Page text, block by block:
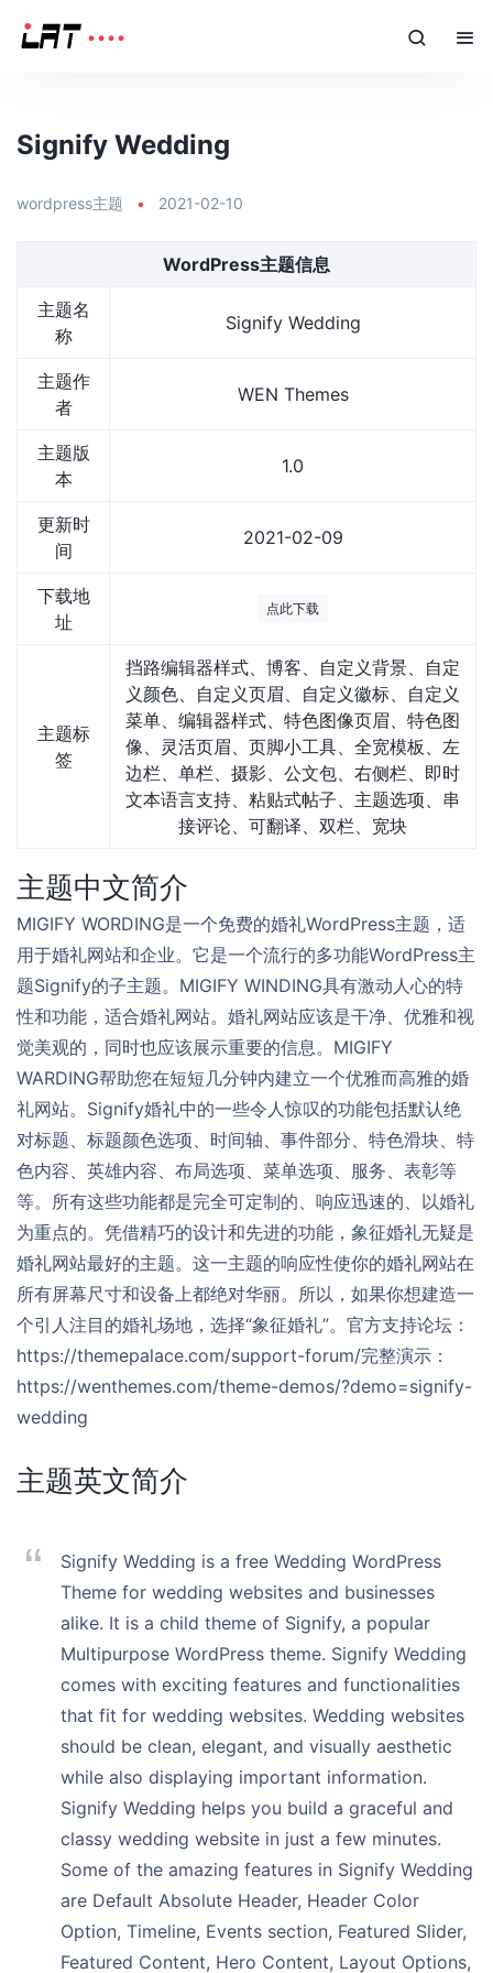
Signify Wedding
wordpress主题 • 2021-02-10
WordPress主题信息
主题名
称
Signify Wedding
主题作
者
WEN Themes
主题版
本
1.0
更新时
间
2021-02-09
下载地
址
点此下载
主题标
签
挡路编辑器样式、博客、自定义背景、自定
义颜色、自定义页眉、自定义徽标、自定义
菜单、编辑器样式、特色图像页眉、特色图
像、灵活页眉、页脚小工具、全宽模板、左
边栏、单栏、摄影、公文包、右侧栏、即时
文本语言支持、粘贴式帖子、主题选项、串
接评论、可翻译、双栏、宽块
主题中文简介
MIGIFY WORDING是一个免费的婚礼WordPress主题，适
用于婚礼网站和企业。它是一个流行的多功能WordPress主
题Signify的子主题。MIGIFY WINDING具有激动人心的特
性和功能，适合婚礼网站。婚礼网站应该是干净、优雅和视
觉美观的，同时也应该展示重要的信息。MIGIFY
WARDING帮助您在短短几分钟内建立一个优雅而高雅的婚
礼网站。Signify婚礼中的一些令人惊叹的功能包括默认绝
对标题、标题颜色选项、时间轴、事件部分、特色滑块、特
色内容、英雄内容、布局选项、菜单选项、服务、表彰等
等。所有这些功能都是完全可定制的、响应迅速的、以婚礼
为重点的。凭借精巧的设计和先进的功能，象征婚礼无疑是
婚礼网站最好的主题。这一主题的响应性使你的婚礼网站在
所有屏幕尺寸和设备上都绝对华丽。所以，如果你想建造一
个引人注目的婚礼场地，选择“象征婚礼”。官方支持论坛：
https://themepalace.com/support-forum/完整演示：
https://wenthemes.com/theme-demos/?demo=signify-
wedding
主题英文简介
Signify Wedding is a free Wedding WordPress
Theme for wedding websites and businesses
alike. It is a child theme of Signify, a popular
Multipurpose WordPress theme. Signify Wedding
comes with exciting features and functionalities
that fit for wedding websites. Wedding websites
should be clean, elegant, and visually aesthetic
while also displaying important information.
Signify Wedding helps you build a graceful and
classy wedding website in just a few minutes.
Some of the amazing features in Signify Wedding
are Default Absolute Header, Header Color
Option, Timeline, Events section, Featured Slider,
Featured Content, Hero Content, Layout Options,